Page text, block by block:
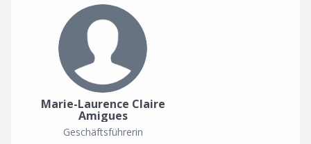
Marie-Laurence Claire
Amigues
Geschäftsführerin